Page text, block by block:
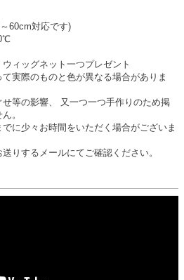
対応です)
ィッグネット一つプレゼント
実際のものと色が異なる場合がありま
等の影響、 又一つ一つ手作りのため掲
。
に少々お時間をいただく場合がございま
りするメールにてご確認ください。